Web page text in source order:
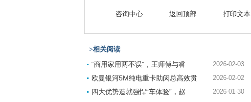
咨询中心 返回顶部 打印文本
>相关阅读
“商用家用两不误”，王师傅与睿 2026-02-03
欧曼银河5M纯电重卡助闵总高效贯 2026-02-02
四大优势造就强悍“车体验”，赵 2026-01-30